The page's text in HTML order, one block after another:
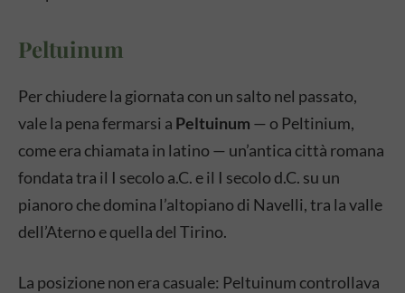
Peltuinum
Per chiudere la giornata con un salto nel passato,
vale la pena fermarsi a Peltuinum — o Peltinium,
come era chiamata in latino — un’antica città romana
fondata tra il I secolo a.C. e il I secolo d.C. su un
pianoro che domina l’altopiano di Navelli, tra la valle
dell’Aterno e quella del Tirino.
La posizione non era casuale: Peltuinum controllava